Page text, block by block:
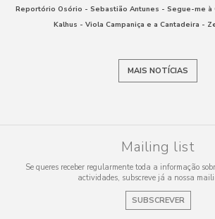
Reportório Osório - Sebastião Antunes - Segue-me à
Kalhus - Viola Campaniça e a Cantadeira -
MAIS NOTÍCIAS
Mailing list
Se queres receber regularmente toda a informação
actividades, subscreve já a nossa
SUBSCREVER